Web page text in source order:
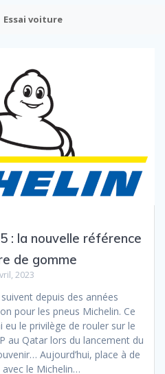
Essai voiture
: la nouvelle référence
de gomme
2023
depuis des années
pour les pneus Michelin. Ce
eu le privilège de rouler sur le
au Qatar lors du lancement du
Aujourd’hui, place à de
le Michelin…